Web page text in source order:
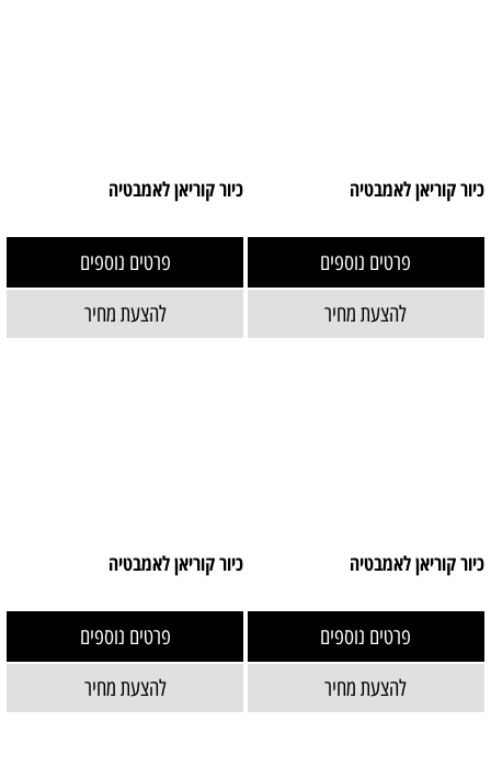
כיור קוריאן לאמבטיה
פרטים נוספים
להצעת מחיר
כיור קוריאן לאמבטיה
פרטים נוספים
להצעת מחיר
כיור קוריאן לאמבטיה
פרטים נוספים
להצעת מחיר
כיור קוריאן לאמבטיה
פרטים נוספים
להצעת מחיר